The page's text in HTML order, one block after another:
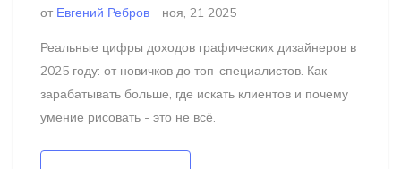
от Евгений Ребров ноя, 21 2025
Реальные цифры доходов графических дизайнеров в
2025 году: от новичков до топ-специалистов. Как
зарабатывать больше, где искать клиентов и почему
умение рисовать - это не всё.